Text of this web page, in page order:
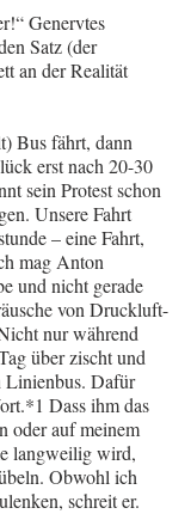
Genervtes
Satz (der
an der Realität
Bus fährt, dann
erst nach 20-30
sein Protest schon
Unsere Fahrt
– eine Fahrt,
mag Anton
und nicht gerade
von Druckluft-
nur während
über zischt und
Dafür
Dass ihm das
oder auf meinem
langweilig wird,
Obwohl ich
schreit er.